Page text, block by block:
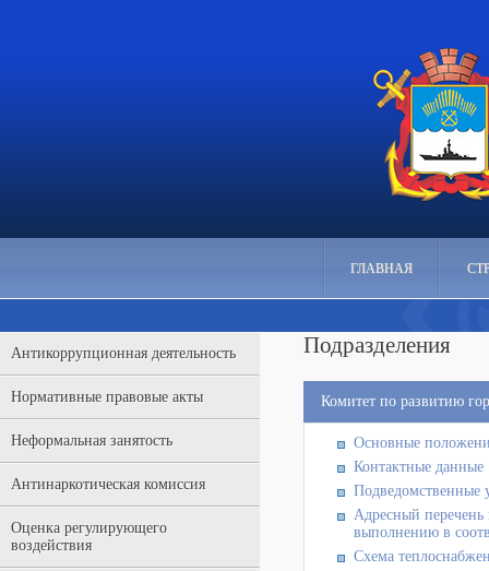
ГЛАВНАЯ
Антикоррупционная деятельность
Нормативные правовые акты
Неформальная занятость
Антинаркотическая комиссия
Оценка регулирующего
воздействия
Подразделения
Комитет по развитию
Основные
Контактные данные
Подведомственные
Адресный
выполнению в
Схема